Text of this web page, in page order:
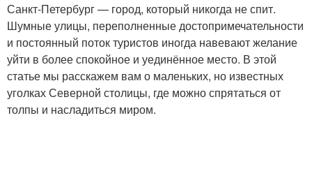
Санкт-Петербург — город, который никогда не спит.
Шумные улицы, переполненные достопримечательности
и постоянный поток туристов иногда навевают желание
уйти в более спокойное и уединённое место. В этой
статье мы расскажем вам о маленьких, но известных
уголках Северной столицы, где можно спрятаться от
толпы и насладиться миром.